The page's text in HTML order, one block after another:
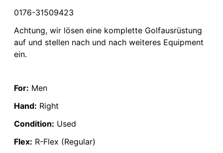
0176-31509423
Achtung, wir lösen eine komplette Golfausrüstung
auf und stellen nach und nach weiteres Equipment
ein.
For: Men
Hand: Right
Condition: Used
Flex: R-Flex (Regular)